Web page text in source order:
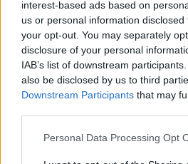
interest-based ads based on
us or personal information
your opt-out. You may separately
disclosure of your personal
IAB’s list of downstream
also be disclosed by us to third
Downstream Participants that may
Personal Data Processing Opt
iššūkiu mažiau“, – pataria
miego įpročiai miego sutrikimas
Rodyti daugiau žymių
Komentuoti po šiuo